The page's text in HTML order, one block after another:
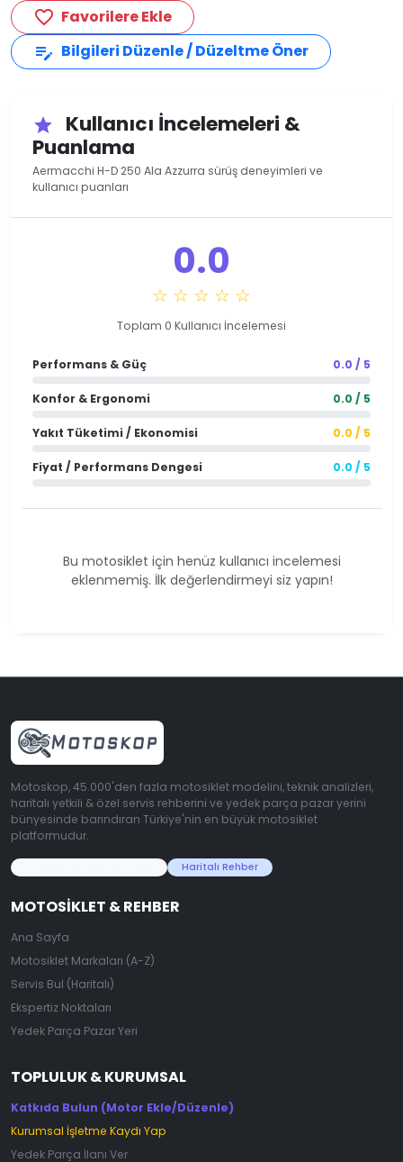
favorite_border Favorilere Ekle
edit_note Bilgileri Düzenle / Düzeltme Öner
star
Kullanıcı İncelemeleri &
Puanlama
Aermacchi H-D 250 Ala Azzurra sürüş deneyimleri ve
kullanıcı puanları
0.0
☆ ☆ ☆ ☆ ☆
Toplam 0 Kullanıcı İncelemesi
Performans & Güç 0.0 / 5
Konfor & Ergonomi 0.0 / 5
Yakıt Tüketimi / Ekonomisi 0.0 / 5
Fiyat / Performans Dengesi 0.0 / 5
Bu motosiklet için henüz kullanıcı incelemesi
eklenmemiş. İlk değerlendirmeyi siz yapın!
Motoskop, 45.000'den fazla motosiklet modelini, teknik analizleri,
haritalı yetkili & özel servis rehberini ve yedek parça pazar yerini
bünyesinde barındıran Türkiye'nin en büyük motosiklet
platformudur.
Haritalı Rehber
MOTOSIKLET & REHBER
Ana Sayfa
Motosiklet Markaları (A-Z)
Servis Bul (Haritalı)
Ekspertiz Noktaları
Yedek Parça Pazar Yeri
TOPLULUK & KURUMSAL
Katkıda Bulun (Motor Ekle/Düzenle)
Kurumsal İşletme Kaydı Yap
Yedek Parça İlanı Ver